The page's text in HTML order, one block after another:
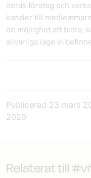
deras företag och
kanaler till
en möjlighet att bidra,
allvarliga läge vi
Publicerad 23 mars
2020
Relaterat till